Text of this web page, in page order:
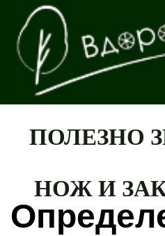
ПОЛЕЗНО
НОЖ И